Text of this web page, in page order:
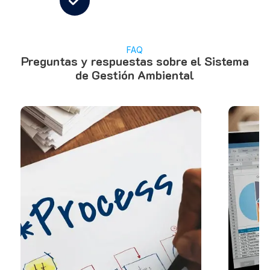
FAQ
Preguntas y respuestas sobre el Sistema
de Gestión Ambiental